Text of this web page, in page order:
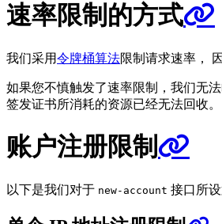
速率限制的方式
我们采用令牌桶算法限制请求速率，
如果您不慎触发了速率限制，我们无
签发证书所消耗的资源已经无法回收
账户注册限制
以下是我们对于 new-account 接口所